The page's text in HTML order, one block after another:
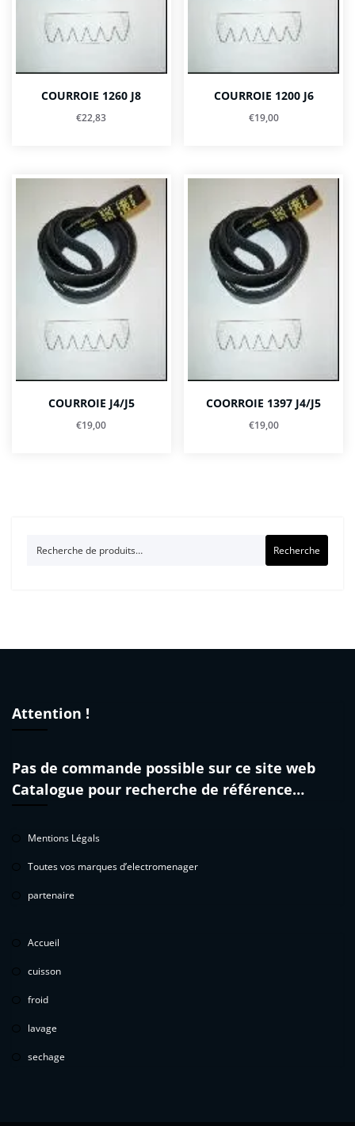
COURROIE 1260 J8
€22,83
COURROIE 1200 J6
€19,00
COURROIE J4/J5
€19,00
COORROIE 1397 J4/J5
€19,00
Recherche
Attention !
Pas de commande possible sur ce site web
Catalogue pour recherche de référence…
Mentions Légals
Toutes vos marques d’electromenager
partenaire
Accueil
cuisson
froid
lavage
sechage